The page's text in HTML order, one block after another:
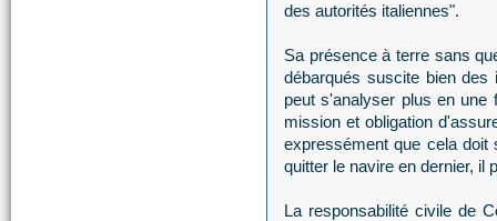
des autorités italiennes".
Sa présence à terre sans
débarqués suscite bien des
peut s'analyser plus en une
mission et obligation
expressément que cela
quitter le navire en dernier, il
La responsabilité civile de